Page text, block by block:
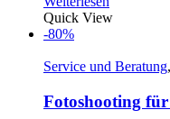
Quick View
-80%
Service und Beratung,
Fotoshooting für